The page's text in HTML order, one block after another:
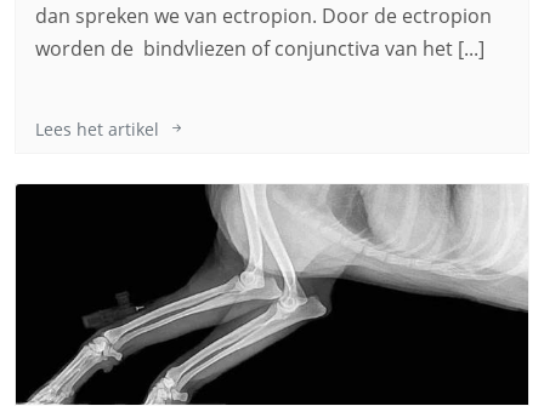
dan spreken we van ectropion. Door de ectropion
worden de bindvliezen of conjunctiva van het [...]
Lees het artikel